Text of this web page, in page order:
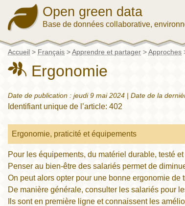
Open green data
Base de données collaborative,
Accueil > Français >Apprendre et partager >Approches
Ergonomie
Date de publication : jeudi 9 mai 2024 | Date de la
Identifiant unique de l’article: 402
Ergonomie, praticité et équipements
Pour les équipements, du matériel durable, testé
Penser au bien-être des salariés permet de
On peut alors opter pour une bonne ergonomie
De manière générale, consulter les salariés pour
Ils sont en première ligne et connaissent les